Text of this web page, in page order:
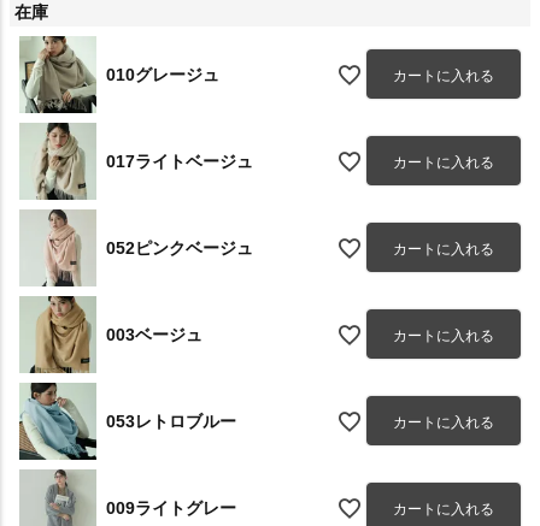
在庫
010グレージュ カートに入れる
017ライトベージュ カートに入れる
052ピンクベージュ カートに入れる
003ベージュ カートに入れる
053レトロブルー カートに入れる
009ライトグレー カートに入れる